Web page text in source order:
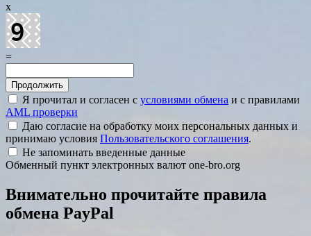
x
=
Я прочитал и согласен с условиями обмена и с правилами
AML проверки
Даю согласие на обработку моих персональных данных и
принимаю условия Пользовательского соглашения.
Не запоминать введенные данные
Обменный пункт электронных валют one-bro.org
Внимательно прочитайте правила
обмена PayPal